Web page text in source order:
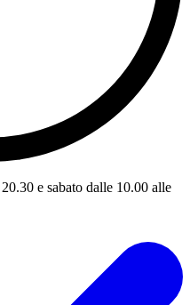
e sabato dalle 10.00 alle